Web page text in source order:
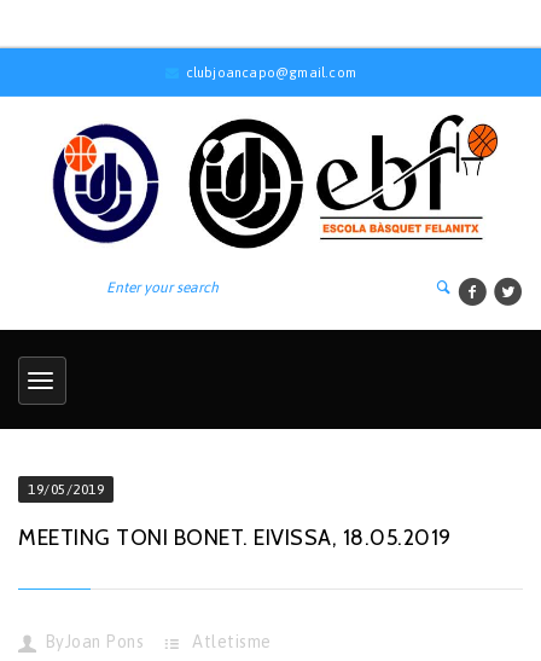
clubjoancapo@gmail.com
19/05/2019
MEETING TONI BONET. EIVISSA, 18.05.2019
ByJoan Pons Atletisme